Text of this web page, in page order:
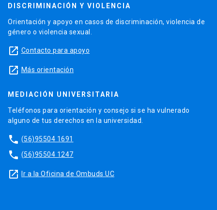
DISCRIMINACIÓN Y VIOLENCIA
Orientación y apoyo en casos de discriminación, violencia de
género o violencia sexual.
launch Contacto para apoyo
launch Más orientación
MEDIACIÓN UNIVERSITARIA
Teléfonos para orientación y consejo si se ha vulnerado
alguno de tus derechos en la universidad.
phone (56)95504 1691
phone (56)95504 1247
launch Ir a la Oficina de Ombuds UC